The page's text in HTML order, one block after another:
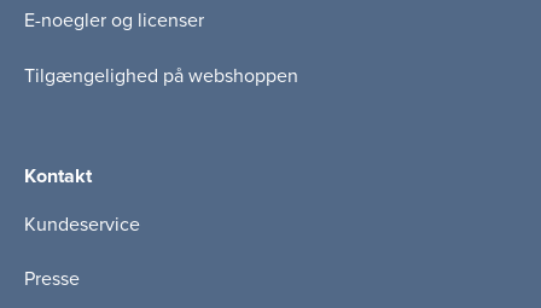
E-noegler og licenser
Tilgængelighed på webshoppen
Kontakt
Kundeservice
Presse